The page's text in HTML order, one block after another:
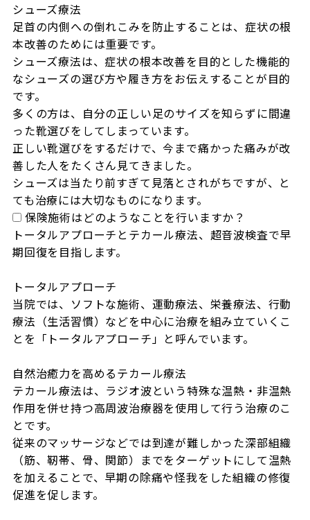
シューズ療法
足首の内側への倒れこみを防止することは、症状の根
本改善のためには重要です。
シューズ療法は、症状の根本改善を目的とした機能的
なシューズの選び方や履き方をお伝えすることが目的
です。
多くの方は、自分の正しい足のサイズを知らずに間違
った靴選びをしてしまっています。
正しい靴選びをするだけで、今まで痛かった痛みが改
善した人をたくさん見てきました。
シューズは当たり前すぎて見落とされがちですが、と
ても治療には大切なものになります。
保険施術はどのようなことを行いますか？
トータルアプローチとテカール療法、超音波検査で早
期回復を目指します。
トータルアプローチ
当院では、ソフトな施術、運動療法、栄養療法、行動
療法（生活習慣）などを中心に治療を組み立ていくこ
とを「トータルアプローチ」と呼んでいます。
自然治癒力を高めるテカール療法
テカール療法は、ラジオ波という特殊な温熱・非温熱
作用を併せ持つ高周波治療器を使用して行う治療のこ
とです。
従来のマッサージなどでは到達が難しかった深部組織
（筋、靭帯、骨、関節）までをターゲットにして温熱
を加えることで、早期の除痛や怪我をした組織の修復
促進を促します。